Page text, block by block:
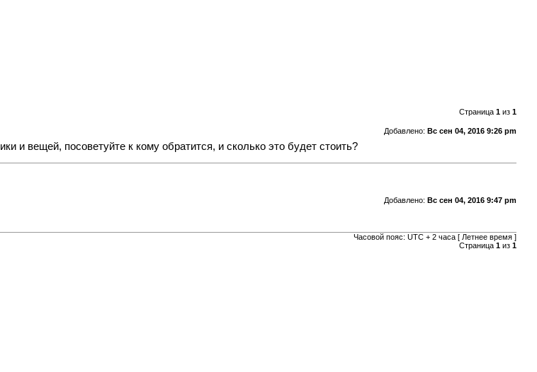
Страница 1из 1
Добавлено: Вс сен 04, 2016 9:26 pm
и вещей, посоветуйте к кому обратится, и сколько это будет стоить?
Добавлено: Вс сен 04, 2016 9:47 pm
Часовой пояс: UTC + 2 часа [ Летнее время ]
Страница 1из 1